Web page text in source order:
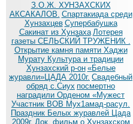
З.О.Ж. ХУНЗАХСКИХ
АКСАКАЛОВ. Спартакиада среди
Хунзахцев Супербабушка
Сакинат из Хунзаха Лотерея
газеты СЕЛЬСКИЙ ТРУЖЕНИК .
Открытие камня памяти Хаджи
Мурату Культура и традиции
Хунзахский р-он «Белые
журавли»ЦАДА 2010г. Cвадебный
обряд c.Сиух посмертно
наградили Орденом «Мужест
Участник ВОВ Мух1амад-расул.
Праздник Белых журавлей Цада
2009г. Док. фильм о Хунзахском